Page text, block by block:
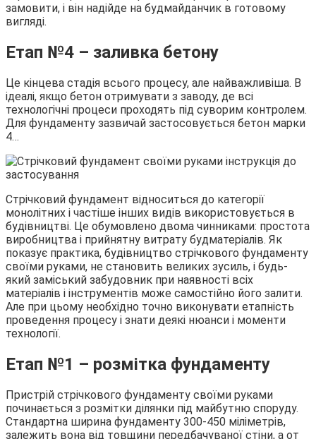
замовити, і він надійде на будмайданчик в готовому
вигляді.
Етап №4 – заливка бетону
Це кінцева стадія всього процесу, але найважливіша. В
ідеалі, якщо бетон отримувати з заводу, де всі
технологічні процеси проходять під суворим контролем.
Для фундаменту зазвичай застосовується бетон марки
4…
Стрічковий фундамент відноситься до категорії
монолітних і частіше інших видів використовується в
будівництві. Це обумовлено двома чинниками: простота
виробництва і прийнятну витрату будматеріалів. Як
показує практика, будівництво стрічкового фундаменту
своїми руками, не становить великих зусиль, і будь-
який заміський забудовник при наявності всіх
матеріалів і інструментів може самостійно його залити.
Але при цьому необхідно точно виконувати етапність
проведення процесу і знати деякі нюанси і моменти
технології.
Етап №1 – розмітка фундаменту
Пристрій стрічкового фундаменту своїми руками
починається з розмітки ділянки під майбутню споруду.
Стандартна ширина фундаменту 300-450 міліметрів,
залежить вона від товщини передбачуваної стіни, а от